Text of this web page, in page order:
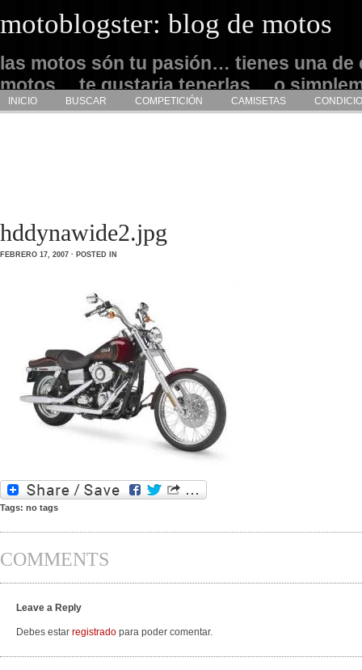
motoblogster: blog de motos
las motos són tu pasión… tienes una de
motos… te gustaria tenerlas… o
admirarlas… este es tu sitio
INICIO BUSCAR COMPETICIÓN CAMISETAS
hddynawide2.jpg
FEBRERO 17, 2007 · POSTED IN
Tags: no tags
COMMENTS
Leave a Reply
Debes estar registrado para poder comentar.